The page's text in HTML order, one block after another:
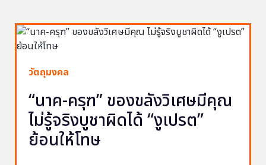
วัตถุมงคล
“นาค-ครุฑ” ของขลังวิเศษมีคุณ
ไม่รู้จริงบูชาผิดได้ “งูเปรต”
ย้อนให้โทษ